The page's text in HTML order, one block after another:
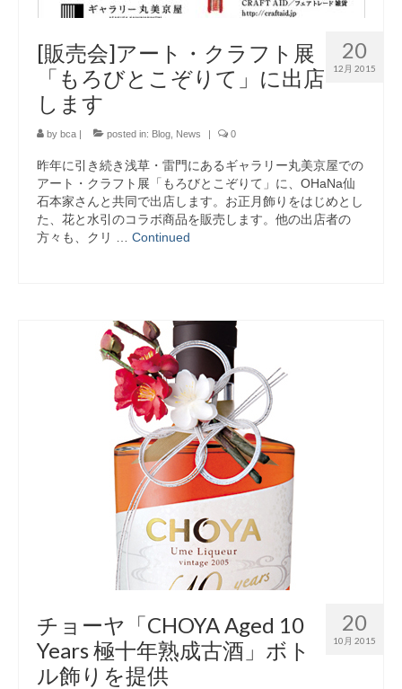
20
12月 2015
[販売会]アート・クラフト展
「もろびとこぞりて」に出店
します
by bca | posted in: Blog News | 0
昨年に引き続き浅草・雷門にあるギャラリー丸美京屋での
アート・クラフト展「もろびとこぞりて」に、OHaNa仙
石本家さんと共同で出店します。お正月飾りをはじめとし
た、花と水引のコラボ商品を販売します。他の出店者の
方々も、クリ … Continued
20
10月 2015
チョーヤ「CHOYA Aged 10
Years 極十年熟成古酒」ボト
ル飾りを提供